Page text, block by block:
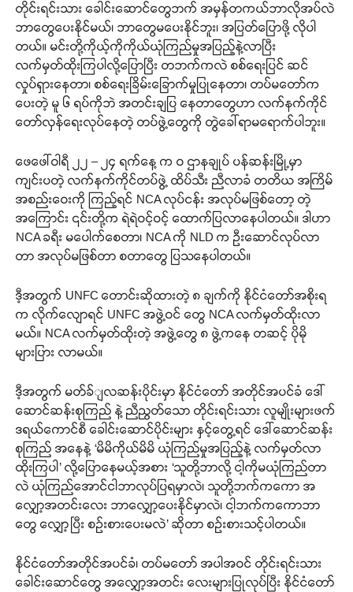
တိုင်းရင်းသား ခေါင်းဆောင်တွေဘက် အမှန်တကယ်ဘာလိုအပ်လဲ
ဘာတွေပေးနိုင်မယ်၊ ဘာတွေမပေးနိုင်ဘူး၊ အပြတ်ပြောဖို့ လိုပါ
တယ်။ မင်းတို့ကိုယ့်ကိုကိုယ်ယုံကြည်မှုအပြည့်နဲ့လာပြီး
လက်မှတ်ထိုးကြပါလို့ပြောပြီး တဘက်ကလဲ စစ်ရေးပြင် ဆင်
လှုပ်ရှားနေတာ၊ စစ်ရေးခြိမ်းခြောက်မှုပြုနေတာ၊ တပ်မတော်က
ပေးတဲ့ မူ ၆ ရပ်ကိုဘဲ အတင်းချပြ နေတာတွေဟာ လက်နက်ကိုင်
တော်လှန်ရေးလုပ်နေတဲ့ တပ်ဖွဲ့တွေကို တွဲခေါ်ရာမရောက်ပါဘူး။
ဖေဖေါ်ဝါရီ ၂၂ – ၂၄ ရက်နေ့ က ဝ ဌာနချုပ် ပန်ဆန်းမြို့မှာ
ကျင်းပတဲ့ လက်နက်ကိုင်တပ်ဖွဲ့ ထိပ်သီး ညီလာခံ တတိယ အကြိမ်
အစည်းဝေးကို ကြည့်ရင် NCA လုပ်ငန်း အလုပ်မဖြစ်တော့ တဲ့
အကြောင်း ၎င်းတို့က ရဲရဲဝင့်ဝင့် ထောက်ပြလာနေပါတယ်။ ဒါဟာ
NCA ခရီး မပေါက်စေတာ၊ NCA ကို NLD က ဦးဆောင်လုပ်လာ
တာ အလုပ်မဖြစ်တာ စတာတွေ ပြသနေပါတယ်။
ဒီ့အတွက် UNFC တောင်းဆိုထားတဲ့ ၈ ချက်ကို နိုင်ငံတော်အစိုးရ
က လိုက်လျောရင် UNFC အဖွဲ့ဝင် တွေ NCA လက်မှတ်ထိုးလာ
မယ်။ NCA လက်မှတ်ထိုးတဲ့ အဖွဲ့တွေ ၈ ဖွဲ့ကနေ တဆင့် ပိုမို
များပြား လာမယ်။
ဒီ့အတွက် မတ်ခ်ျလဆန်းပိုင်းမှာ နိုင်ငံတော် အတိုင်အပင်ခံ ဒေါ်
ဆောင်ဆန်းစုကြည် နဲ့ ညီညွတ်သော တိုင်းရင်းသား လူမျိုးများဖက်
ဒရယ်ကောင်စီ ခေါင်းဆောင်ပိုင်းများ နှင့်တွေ့ရင် ဒေါ်ဆောင်ဆန်း
စုကြည် အနေနဲ့ ‘မိမိကိုယ်မိမိ ယုံကြည်မှုအပြည့်နဲ့ လက်မှတ်လာ
ထိုးကြပါ’ လို့ပြောနေမယ့်အစား ‘သူတို့ဘာလို့ ငါ့ကိုမယုံကြည်တာ
လဲ ယုံကြည်အောင်ငါဘာလုပ်ပြရမှာလဲ၊ သူတို့ဘက်ကကော အ
လျှော့အတင်းလေး ဘာလျှော့ပေးနိုင်မှာလဲ၊ ငါ့ဘက်ကကောဘာ
တွေ လျှော့ပြီး စဉ်းစားပေးမလဲ’ ဆိုတာ စဉ်းစားသင့်ပါတယ်။
နိုင်ငံတော်အတိုင်အပင်ခံ၊ တပ်မတော် အပါအဝင် တိုင်းရင်းသား
ခေါင်းဆောင်တွေ အလျှော့အတင်း လေးများပြုလုပ်ပြီး နိုင်ငံတော်